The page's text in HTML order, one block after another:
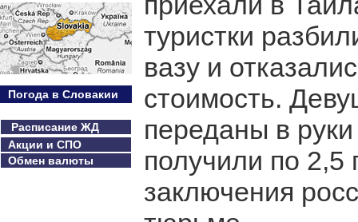
Погода в Словакии
Расписание ЖД
Акции и СПО
Обмен валюты
туристки
вазу и
стоимость.
переданы в
получили по
заключения